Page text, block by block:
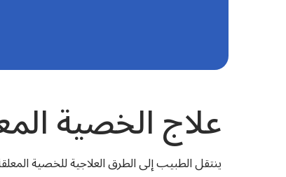
علاج الخصية
ينتقل الطبيب إلى الطرق العلاجية للخصية